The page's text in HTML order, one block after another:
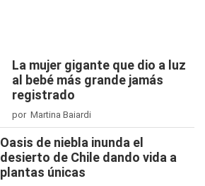
La mujer gigante que dio a luz
al bebé más grande jamás
registrado
por Martina Baiardi
Oasis de niebla inunda el
desierto de Chile dando vida a
plantas únicas